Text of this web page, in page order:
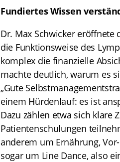
Fundiertes Wissen
Dr. Max Schwicker
die Funktionsweise des
komplex die finanzielle
machte deutlich, warum es
„Gute
einem Hürdenlauf: es ist
Dazu zählen etwa sich klare
Patientenschulungen
anderem um Ernährung,
sogar um Line Dance, also